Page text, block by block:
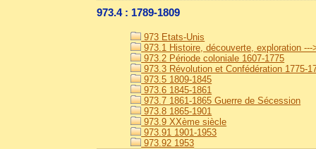
973.4 : 1789-1809
973 Etats-Unis
973.1 Histoire, découverte, exploration ---
973.2 Période coloniale 1607-1775
973.3 Révolution et Confédération 1775-
973.5 1809-1845
973.6 1845-1861
973.7 1861-1865 Guerre de Sécession
973.8 1865-1901
973.9 XXème siècle
973.91 1901-1953
973.92 1953